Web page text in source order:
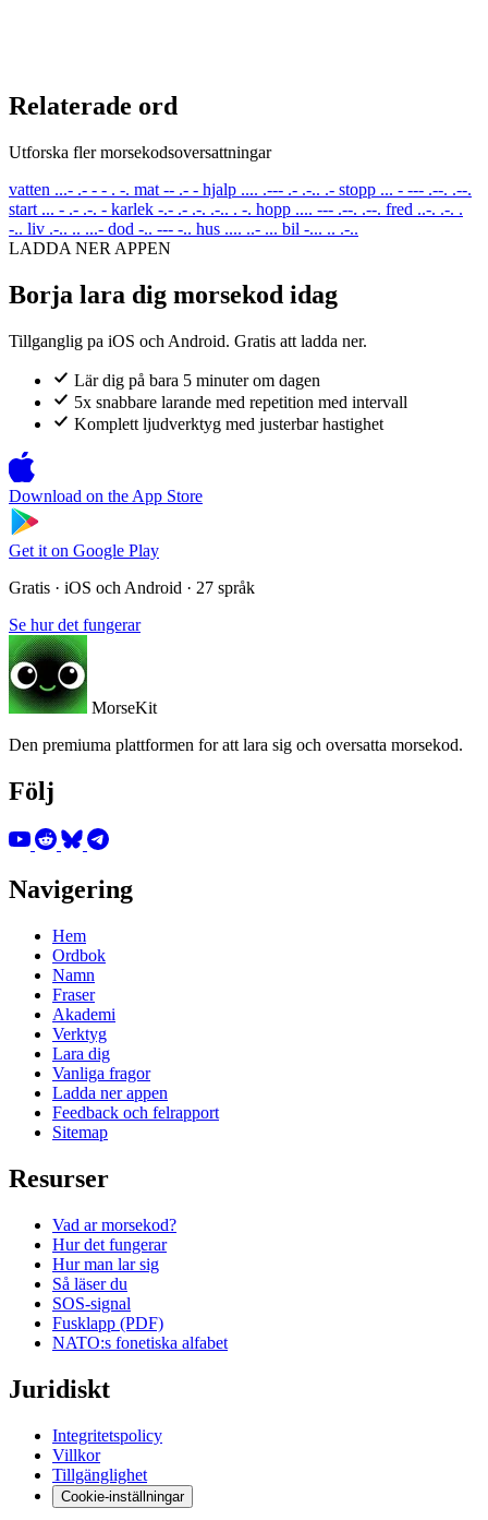
Relaterade ord
Utforska fler morsekodsoversattningar
vatten ...- .- - - . -. mat -- .- - hjalp .... .--- .- .-.. .- stopp ... - --- .--. .--.
start ... - .- .-. - karlek -.- .- .-. .-.. . -. hopp .... --- .--. .--. fred ..-. .-. .
-.. liv .-.. .. ...- dod -.. --- -.. hus .... ..- ... bil -... .. .-..
LADDA NER APPEN
Borja lara dig morsekod idag
Tillganglig pa iOS och Android. Gratis att ladda ner.
Lär dig på bara 5 minuter om dagen
5x snabbare larande med repetition med intervall
Komplett ljudverktyg med justerbar hastighet
Download on the App Store
Get it on Google Play
Gratis · iOS och Android · 27 språk
Se hur det fungerar
MorseKit
Den premiuma plattformen for att lara sig och oversatta morsekod.
Följ
Navigering
Hem
Ordbok
Namn
Fraser
Akademi
Verktyg
Lara dig
Vanliga fragor
Ladda ner appen
Feedback och felrapport
Sitemap
Resurser
Vad ar morsekod?
Hur det fungerar
Hur man lar sig
Så läser du
SOS-signal
Fusklapp (PDF)
NATO:s fonetiska alfabet
Juridiskt
Integritetspolicy
Villkor
Tillgänglighet
Cookie-inställningar